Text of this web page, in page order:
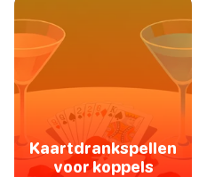
Kaartdrankspellen
voor koppels